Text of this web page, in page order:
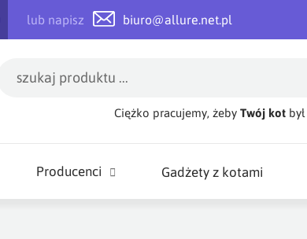
lub napisz biuro@allure.net.pl
Ciężko pracujemy, żeby Twój kotbył
Producenci Gadżety z kotami